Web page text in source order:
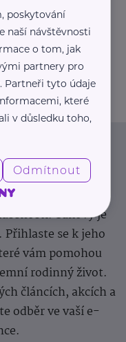
cz
na každý den,
Takový je
se k jeho
vám pomohou
rodinný život.
článcích, akcích a
odběr ve vaší e-
poskytování
naší návštěvnosti
o tom, jak
partnery pro
Partneři tyto údaje
které
v důsledku toho,
Odmítnout